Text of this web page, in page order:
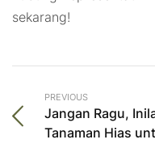
sekarang!
PREVIOUS
Jangan Ragu,
Tanaman Hias